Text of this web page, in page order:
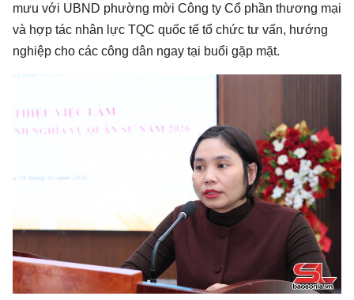
mưu với UBND phường mời Công ty Cổ phần thương mại
và hợp tác nhân lực TQC quốc tế tổ chức tư vấn, hướng
nghiệp cho các công dân ngay tại buổi gặp mặt.